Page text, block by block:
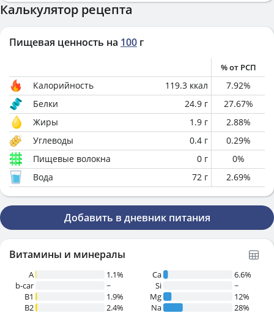
Калькулятор рецепта
Пищевая ценность на 100 г
% от РСП
Калорийность 119.3 ккал 7.92%
Белки
24.9 г 27.67%
Жиры
1.9 г 2.88%
Углеводы
0.4 г 0.29%
Пищевые волокна
0 г 0%
Вода
72 г 2.69%
Добавить в дневник питания
Витамины и минералы
A
1.1%
b-car
~
В1
1.9%
B2
2.4%
Ca
6.6%
Si
~
Mg
12%
Na
28%